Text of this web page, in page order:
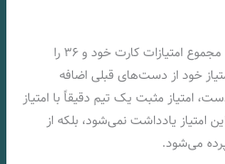
هر تیم تفاوت مثبت یا منفی بین مجموع امتیازات کارت خود و ۳۶ را
خود از دست‌های قبلی اضافه
امتیاز مثبت یک تیم دقیقاً با امتیاز
امتیاز یادداشت نمی‌شود، بلکه از
می‌شود.